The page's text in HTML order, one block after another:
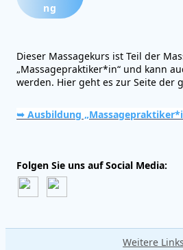
Ng
Dieser Massagekurs ist Teil der
„Massagepraktiker*in“ und kann
werden. Hier geht es zur Seite der
➥ Ausbildung
Folgen Sie uns auf Social Media:
Weitere Links